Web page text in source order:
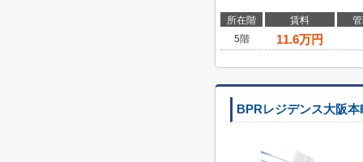
所在階 賃料
5階
11.6万円
BPRレジデンス大阪本